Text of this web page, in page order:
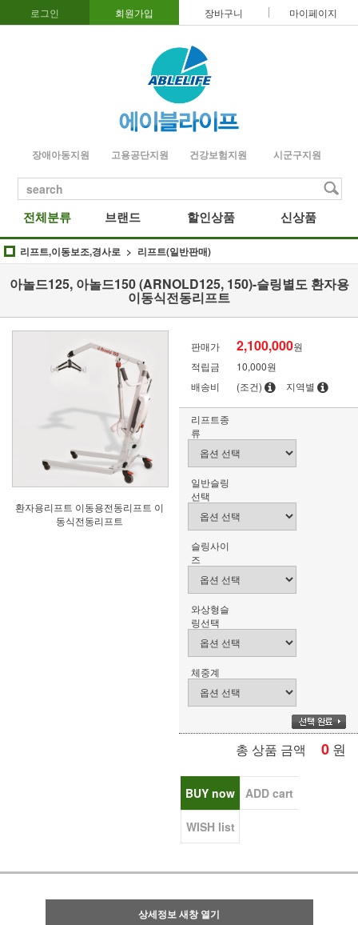
로그인 회원가입 장바구니 마이페이지
장애아동지원 고용공단지원 건강보험지원 시군구지원
search
전체분류 브랜드 할인상품 신상품
리프트,이동보조,경사로 리프트(일반판매)
아놀드125, 아놀드150 (ARNOLD125, 150)-슬링별도 환자용
이동식전동리프트
환자용리프트 이동용전동리프트 이
동식전동리프트
판매가 2,100,000원
적립금
10,000원
배송비
(조건) 지역별
리프트종
류
일반슬링
선택
슬링사이
즈
와상형슬
링선택
체중계
총 상품 금액 0 원
BUY now ADD cart
WISH list
상세정보 새창 열기